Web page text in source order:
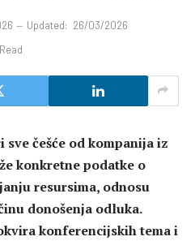
Updated: 26/03/2026
češće od kompanija iz
konkretne podatke o
resursima, odnosu
donošenja odluka.
konferencijskih tema i